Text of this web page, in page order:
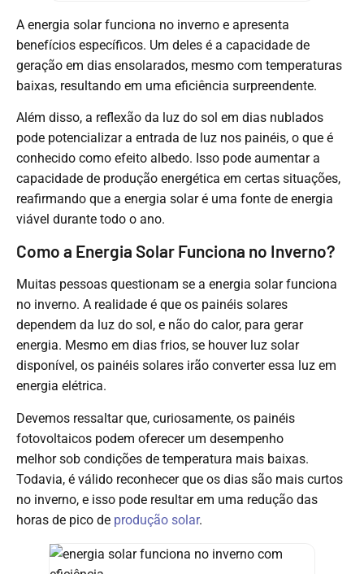
A energia solar funciona no inverno e apresenta
benefícios específicos. Um deles é a capacidade de
geração em dias ensolarados, mesmo com temperaturas
baixas, resultando em uma eficiência surpreendente.
Além disso, a reflexão da luz do sol em dias nublados
pode potencializar a entrada de luz nos painéis, o que é
conhecido como efeito albedo. Isso pode aumentar a
capacidade de produção energética em certas situações,
reafirmando que a energia solar é uma fonte de energia
viável durante todo o ano.
Como a Energia Solar Funciona no Inverno?
Muitas pessoas questionam se a energia solar funciona
no inverno. A realidade é que os painéis solares
dependem da luz do sol, e não do calor, para gerar
energia. Mesmo em dias frios, se houver luz solar
disponível, os painéis solares irão converter essa luz em
energia elétrica.
Devemos ressaltar que, curiosamente, os painéis
fotovoltaicos podem oferecer um desempenho
melhor sob condições de temperatura mais baixas.
Todavia, é válido reconhecer que os dias são mais curtos
no inverno, e isso pode resultar em uma redução das
horas de pico de produção solar.